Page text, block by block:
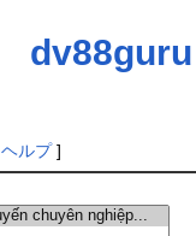
dv88guru
ヘルプ]